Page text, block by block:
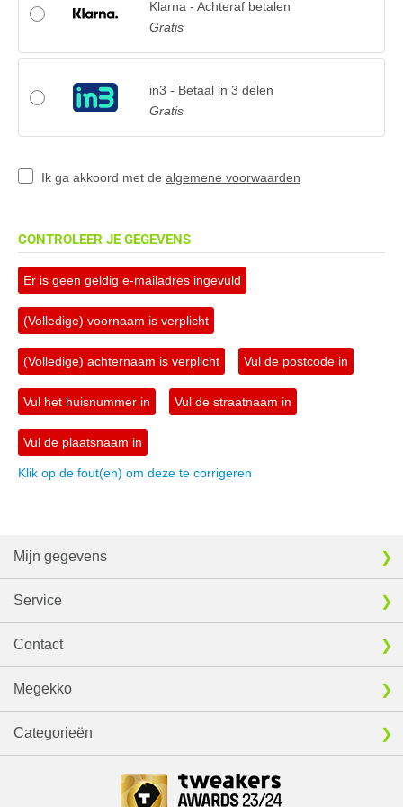
Klarna - Achteraf betalen
Gratis
in3 - Betaal in 3 delen
Gratis
Ik ga akkoord met de algemene voorwaarden
CONTROLEER JE GEGEVENS
Er is geen geldig e-mailadres ingevuld
(Volledige) voornaam is verplicht
(Volledige) achternaam is verplicht Vul de postcode in
Vul het huisnummer in Vul de straatnaam in
Vul de plaatsnaam in
Klik op de fout(en) om deze te corrigeren
Mijn gegevens
Service
Contact
Megekko
Categorieën